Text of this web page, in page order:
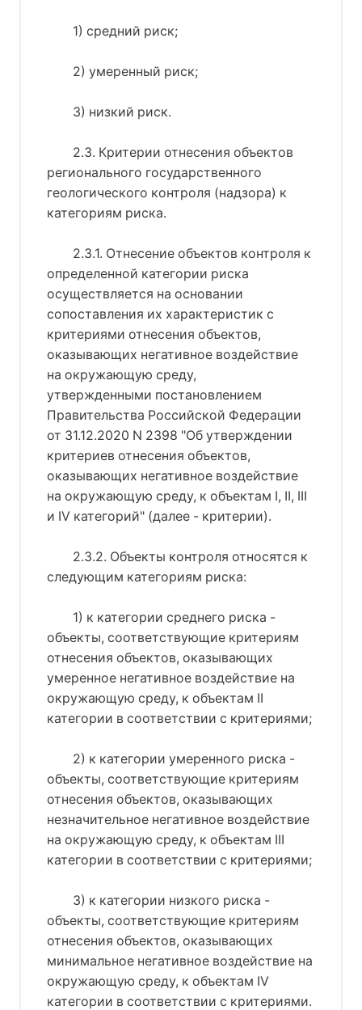
1) средний риск;
2) умеренный риск;
3) низкий риск.
2.3. Критерии отнесения объектов
регионального государственного
геологического контроля (надзора) к
категориям риска.
2.3.1. Отнесение объектов контроля к
определенной категории риска
осуществляется на основании
сопоставления их характеристик с
критериями отнесения объектов,
оказывающих негативное воздействие
на окружающую среду,
утвержденными постановлением
Правительства Российской Федерации
от 31.12.2020 N 2398 "Об утверждении
критериев отнесения объектов,
оказывающих негативное воздействие
на окружающую среду, к объектам I, II, III
и IV категорий" (далее - критерии).
2.3.2. Объекты контроля относятся к
следующим категориям риска:
1) к категории среднего риска -
объекты, соответствующие критериям
отнесения объектов, оказывающих
умеренное негативное воздействие на
окружающую среду, к объектам II
категории в соответствии с критериями;
2) к категории умеренного риска -
объекты, соответствующие критериям
отнесения объектов, оказывающих
незначительное негативное воздействие
на окружающую среду, к объектам III
категории в соответствии с критериями;
3) к категории низкого риска -
объекты, соответствующие критериям
отнесения объектов, оказывающих
минимальное негативное воздействие на
окружающую среду, к объектам IV
категории в соответствии с критериями.